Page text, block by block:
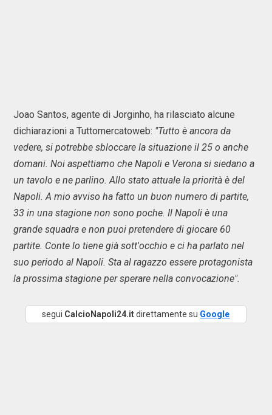
Joao Santos, agente di Jorginho, ha rilasciato alcune
dichiarazioni a Tuttomercatoweb: "Tutto è ancora da
vedere, si potrebbe sbloccare la situazione il 25 o anche
domani. Noi aspettiamo che Napoli e Verona si siedano a
un tavolo e ne parlino. Allo stato attuale la priorità è del
Napoli. A mio avviso ha fatto un buon numero di partite,
33 in una stagione non sono poche. Il Napoli è una
grande squadra e non puoi pretendere di giocare 60
partite. Conte lo tiene già sott'occhio e ci ha parlato nel
suo periodo al Napoli. Sta al ragazzo essere protagonista
la prossima stagione per sperare nella convocazione".
segui CalcioNapoli24.itdirettamente su Google